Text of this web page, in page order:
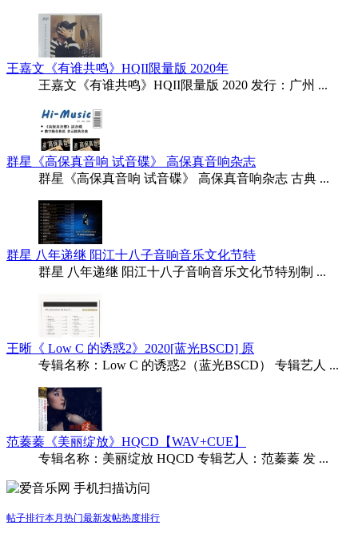
王嘉文《有谁共鸣》HQII限量版 2020年
王嘉文《有谁共鸣》HQII限量版 2020 发行：广州 ...
群星《高保真音响 试音碟》 高保真音响杂志
群星《高保真音响 试音碟》 高保真音响杂志 古典 ...
群星 八年递继 阳江十八子音响音乐文化节特
群星 八年递继 阳江十八子音响音乐文化节特别制 ...
王晰《 Low C 的诱惑2》2020[蓝光BSCD] 原
专辑名称：Low C 的诱惑2（蓝光BSCD） 专辑艺人 ...
范蓁蓁《美丽绽放》HQCD【WAV+CUE】
专辑名称：美丽绽放 HQCD 专辑艺人：范蓁蓁 发 ...
手机扫描访问
帖子排行本月热门最新发帖热度排行